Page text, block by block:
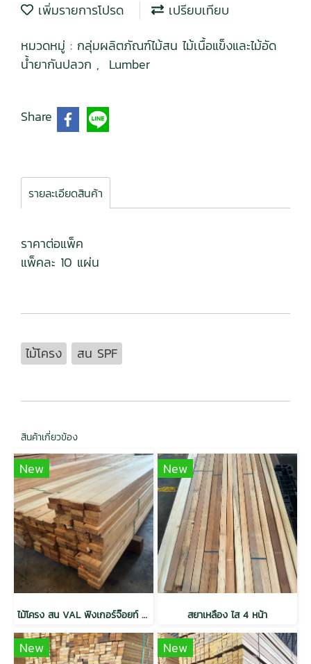
เพิ่มรายการโปรด
เปรียบเทียบ
หมวดหมู่ : กลุ่มผลิตภัณฑ์ไม้สน ไม้เนื้อแข็งและไม้อัด
น้ำยากันปลวก , Lumber
Share
รายละเอียดสินค้า
ราคาต่อแพ็ค
แพ็คละ 10 แผ่น
ไม้โครง สน SPF
สินค้าเกี่ยวข้อง
New
ไม้โครง สน VAL ฟิงเกอร์จ๊อยท์ อบ เกรดเนเชอรัล 1x2x2.5 (18mm.x42mm.)PACK 10
New
สยาเหลือง ไส 4 หน้า
New New